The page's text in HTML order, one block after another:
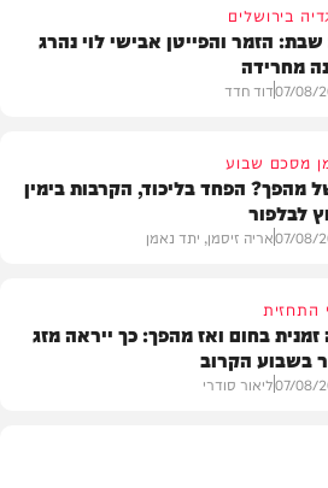
בירושלים
הזמר והפייטן אבישי לוי נהרג
מחרידה
07/08/דוד חדד
מסכם שבוע
מהפך? הפחד בליכוד, הקרבות בימין
לבלפור
07/08/אריה זיסמן, יתד נאמן
התחזית
בחום ואז מהפך: כך ייראה מזג
בשבוע הקרוב
07/08/ליאור סודרי